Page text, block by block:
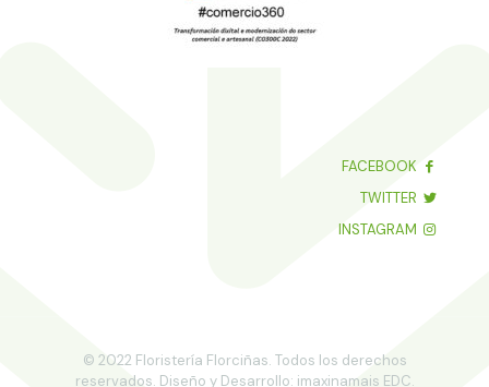
FACEBOOK
TWITTER
INSTAGRAM
© 2022 Floristería Florciñas. Todos los derechos
reservados. Diseño y Desarrollo: imaxinamais EDC.